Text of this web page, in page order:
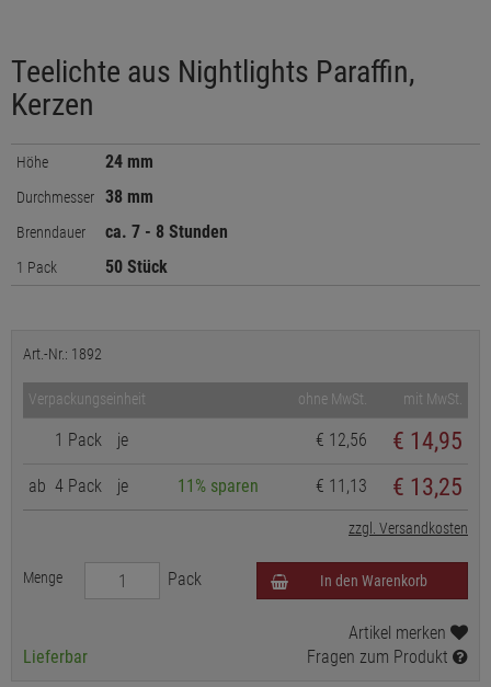
Teelichte aus Nightlights Paraffin,
Kerzen
Höhe 24 mm
Durchmesser 38 mm
Brenndauer ca. 7 - 8 Stunden
1 Pack 50 Stück
Art.-Nr.: 1892
Verpackungseinheit ohne MwSt. mit MwSt.
1 Pack je € 12,56 € 14,95
ab 4 Pack je 11% sparen € 11,13 € 13,25
zzgl. Versandkosten
Menge Pack In den Warenkorb
Lieferbar
Artikel merken
Fragen zum Produkt